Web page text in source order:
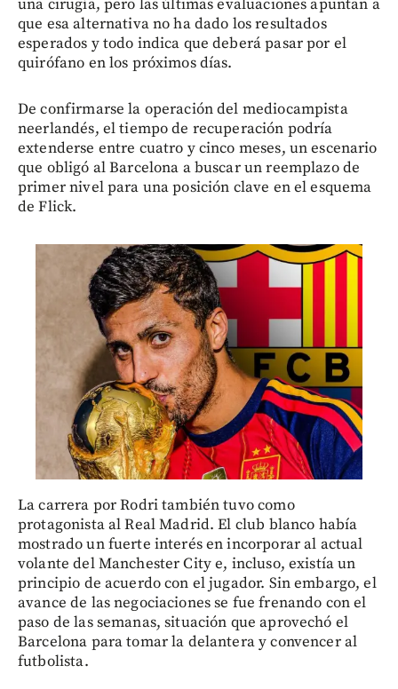
una cirugía, pero las últimas evaluaciones apuntan a
que esa alternativa no ha dado los resultados
esperados y todo indica que deberá pasar por el
quirófano en los próximos días.
De confirmarse la operación del mediocampista
neerlandés, el tiempo de recuperación podría
extenderse entre cuatro y cinco meses, un escenario
que obligó al Barcelona a buscar un reemplazo de
primer nivel para una posición clave en el esquema
de Flick.
La carrera por Rodri también tuvo como
protagonista al Real Madrid. El club blanco había
mostrado un fuerte interés en incorporar al actual
volante del Manchester City e, incluso, existía un
principio de acuerdo con el jugador. Sin embargo, el
avance de las negociaciones se fue frenando con el
paso de las semanas, situación que aprovechó el
Barcelona para tomar la delantera y convencer al
futbolista.